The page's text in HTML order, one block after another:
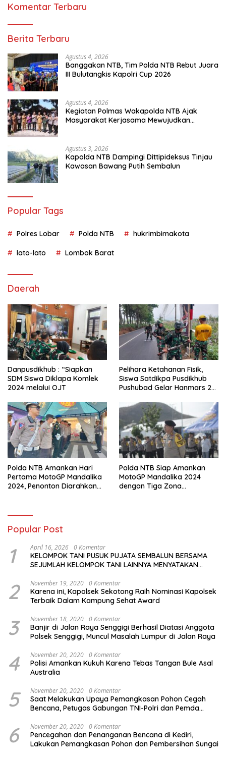
Komentar Terbaru
Berita Terbaru
Agustus 4, 2026
Banggakan NTB, Tim Polda NTB Rebut Juara
III Bulutangkis Kapolri Cup 2026
Agustus 4, 2026
Kegiatan Polmas Wakapolda NTB Ajak
Masyarakat Kerjasama Mewujudkan
Agustus 3, 2026
Kapolda NTB Dampingi Dittipideksus Tinjau
Kawasan Bawang Putih Sembalun
Popular Tags
Polres Lobar Polda NTB hukrimbimakota
lato-lato Lombok Barat
Daerah
Danpusdikhub : “Siapkan
SDM Siswa Diklapa Komlek
2024 melalui OJT
Pelihara Ketahanan Fisik,
Siswa Satdikpa Pusdikhub
Pushubad Gelar Hanmars 25
Polda NTB Amankan Hari
Pertama MotoGP Mandalika
2024, Penonton Diarahkan
Polda NTB Siap Amankan
MotoGP Mandalika 2024
dengan Tiga Zona
Popular Post
1 April 16, 2026 0 Komentar
KELOMPOK TANI PUSUK PUJATA SEMBALUN BERSAMA
SEJUMLAH KELOMPOK TANI LAINNYA MENYATAKAN
MENYUKSESKAN PROGRAM PEMERINTAH DI SEKTOR
HORTIKULTURA, KHUSUSNYA PROGRAM BANTUAN BENIH
BAWANG PUTIH DARI APBN 2026.
2 November 19, 2020 0 Komentar
Karena ini, Kapolsek Sekotong Raih Nominasi Kapolsek
Terbaik Dalam Kampung Sehat Award
3 November 18, 2020 0 Komentar
Banjir di Jalan Raya Senggigi Berhasil Diatasi Anggota
Polsek Senggigi, Muncul Masalah Lumpur di Jalan Raya
4 November 20, 2020 0 Komentar
Polisi Amankan Kukuh Karena Tebas Tangan Bule Asal
Australia
5 November 20, 2020 0 Komentar
Saat Melakukan Upaya Pemangkasan Pohon Cegah
Bencana, Petugas Gabungan TNI-Polri dan Pemda
6 November 20, 2020 0 Komentar
Pencegahan dan Penanganan Bencana di Kediri,
Lakukan Pemangkasan Pohon dan Pembersihan Sungai